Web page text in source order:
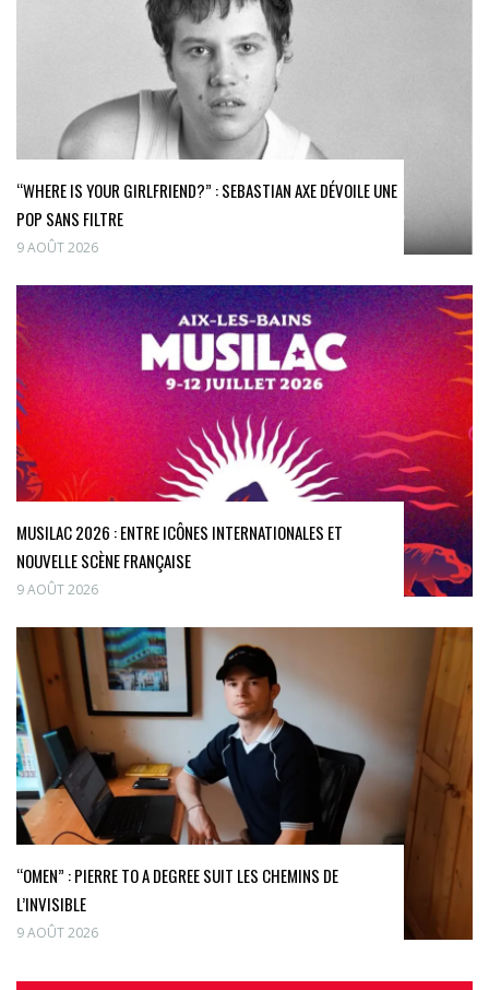
“WHERE IS YOUR GIRLFRIEND?” : SEBASTIAN AXE DÉVOILE UNE
POP SANS FILTRE
9 AOÛT 2026
MUSILAC 2026 : ENTRE ICÔNES INTERNATIONALES ET
NOUVELLE SCÈNE FRANÇAISE
9 AOÛT 2026
“OMEN” : PIERRE TO A DEGREE SUIT LES CHEMINS DE
L’INVISIBLE
9 AOÛT 2026